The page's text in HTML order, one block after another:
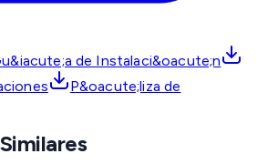
de Instalaci&oacute;n
P&oacute;liza de